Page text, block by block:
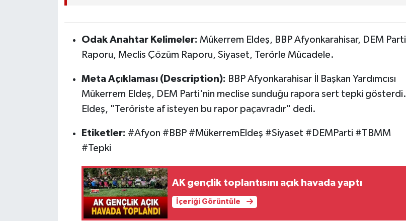
Odak Anahtar Kelimeler: Mükerrem Eldeş, BBP Afyonkarahisar, DEM Parti
Raporu, Meclis Çözüm Raporu, Siyaset, Terörle Mücadele.
Meta Açıklaması (Description): BBP Afyonkarahisar İl Başkan Yardımcısı
Mükerrem Eldeş, DEM Parti'nin meclise sunduğu rapora sert tepki gösterdi.
Eldeş, "Teröriste af isteyen bu rapor paçavradır" dedi.
Etiketler: #Afyon #BBP #MükerremEldeş #Siyaset #DEMParti #TBMM
#Tepki
AK gençlik toplantısını açık havada yaptı
İçeriği Görüntüle